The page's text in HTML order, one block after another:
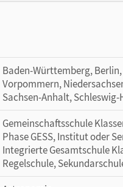
Baden-Württemberg,
Vorpommern,
Sachsen-Anhalt,
Gemeinschaftsschule
Phase GESS, Institut oder
Integrierte Gesamtschule
Regelschule,